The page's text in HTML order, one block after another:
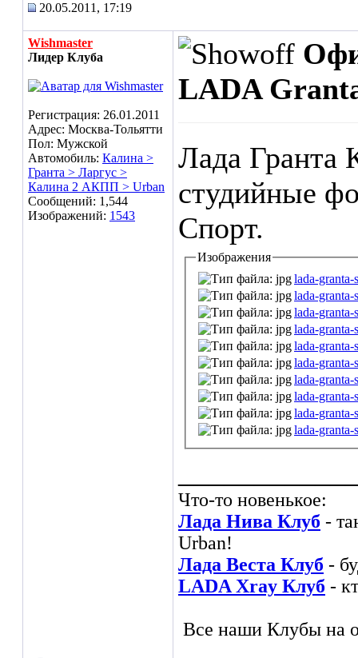
20.05.2011, 17:19
Wishmaster
Лидер Клуба
Регистрация: 26.01.2011
Адрес: Москва-Тольятти
Пол: Мужской
Автомобиль: Калина >
Гранта > Ларгус >
Калина 2 АКПП > Urban
Сообщений: 1,544
Изображений: 1543
LADA
Лада Гранта
студийные
Спорт.
Изображения
lada-
lada-
lada-
lada-
lada-
lada-
lada-
lada-
lada-
lada-
Что-то новенькое:
Лада Нива Клуб -
Urban!
Лада Веста Клуб -
LADA Xray Клуб -
Все наши Клубы на